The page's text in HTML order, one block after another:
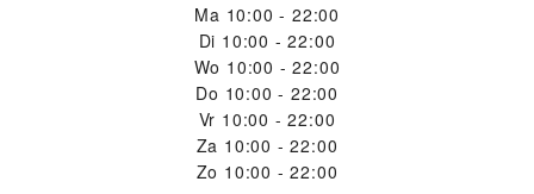
Ma 10:00 - 22:00
Di 10:00 - 22:00
Wo 10:00 - 22:00
Do 10:00 - 22:00
Vr 10:00 - 22:00
Za 10:00 - 22:00
Zo 10:00 - 22:00